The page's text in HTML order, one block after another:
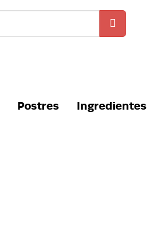
Postres Ingredientes